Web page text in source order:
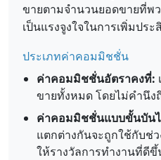
ขายตามจำนวนยอดขายที่พ
เป็นแรงจูงใจในการเพิ่มปร
ประเภทค่าคอมมิชชั่น
ค่าคอมมิชชั่นอัตราคงที่:
ขายทั้งหมด โดยไม่คำนึง
ค่าคอมมิชชั่นแบบขั้นบัน
แตกต่างกันจะถูกใช้กับช่
ให้รางวัลการทำงานที่ดี